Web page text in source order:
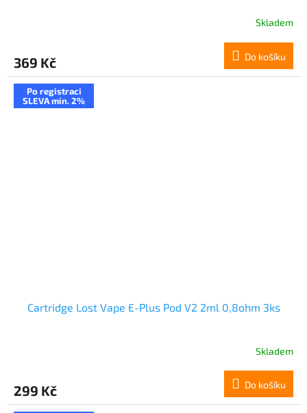
Skladem
369 Kč Do košíku
Po registraci
SLEVA min. 2%
Cartridge Lost Vape E-Plus Pod V2 2ml 0,8ohm 3ks
Skladem
299 Kč Do košíku